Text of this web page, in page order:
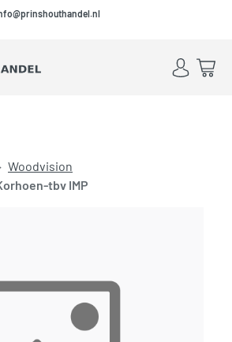
Skip to main content
Skip to footer
Account
sluiten
Woodvision
tbv IMP